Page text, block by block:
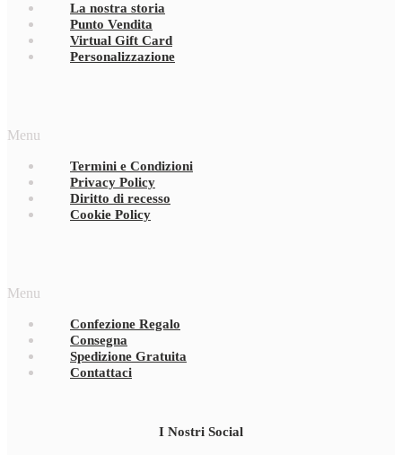
La nostra storia
Punto Vendita
Virtual Gift Card
Personalizzazione
Menu
Termini e Condizioni
Privacy Policy
Diritto di recesso
Cookie Policy
Menu
Confezione Regalo
Consegna
Spedizione Gratuita
Contattaci
I Nostri Social